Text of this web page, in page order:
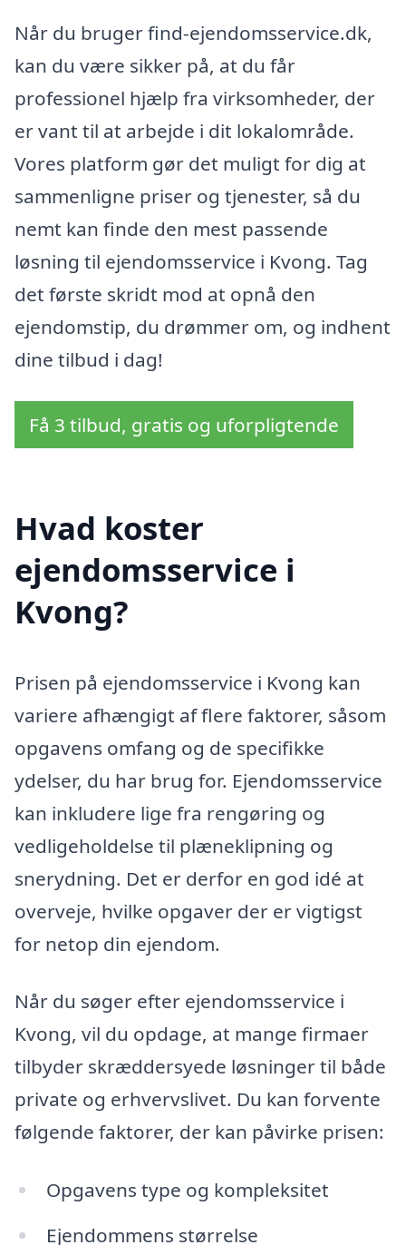
Når du bruger find-ejendomsservice.dk,
kan du være sikker på, at du får
professionel hjælp fra virksomheder, der
er vant til at arbejde i dit lokalområde.
Vores platform gør det muligt for dig at
sammenligne priser og tjenester, så du
nemt kan finde den mest passende
løsning til ejendomsservice i Kvong. Tag
det første skridt mod at opnå den
ejendomstip, du drømmer om, og indhent
dine tilbud i dag!
Få 3 tilbud, gratis og uforpligtende
Hvad koster
ejendomsservice i
Kvong?
Prisen på ejendomsservice i Kvong kan
variere afhængigt af flere faktorer, såsom
opgavens omfang og de specifikke
ydelser, du har brug for. Ejendomsservice
kan inkludere lige fra rengøring og
vedligeholdelse til plæneklipning og
snerydning. Det er derfor en god idé at
overveje, hvilke opgaver der er vigtigst
for netop din ejendom.
Når du søger efter ejendomsservice i
Kvong, vil du opdage, at mange firmaer
tilbyder skræddersyede løsninger til både
private og erhvervslivet. Du kan forvente
følgende faktorer, der kan påvirke prisen:
Opgavens type og kompleksitet
Ejendommens størrelse